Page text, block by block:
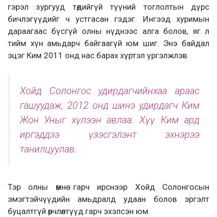
гэрэл зургууд төдийгүй түүний тоглолтын дүрс
бичлэгүүдийг ч устгасан гэдэг. Ингээд хуримын
дараагаас бүсгүй олны нүднээс алга болов, яг л
тийм хүн амьдарч байгаагүй юм шиг. Энэ байдал
эцэг Ким 2011 онд нас барах хүртэл үргэлжлэв.
Хойд Солонгос удирдагчийнхаа араас
гашуудаж, 2012 онд шинэ удирдагч Ким
Жон Уныг хүлээн авлаа. Хүү Ким ард
иргэддээ үзэсгэлэнт эхнэрээ
танилцуулав.
Тэр олны өмнө гарч ирснээр Хойд Солонгосын
эмэгтэйчүүдийн амьдралд удаан болов эргэлт
буцалтгүй өөрчлөлтүүд гарч эхэлсэн юм.